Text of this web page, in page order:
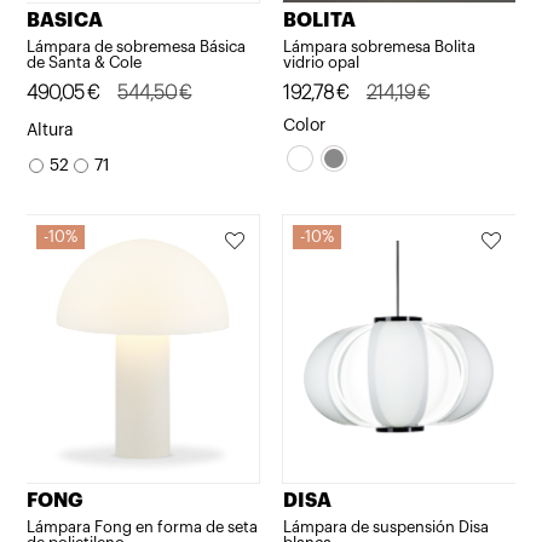
BASICA
Lámpara de sobremesa Básica
de Santa & Cole
544,50€
El
precio
original
490,05€
El
precio
actual
Altura
52 71
BOLITA
Lámpara sobremesa Bolita
vidrio opal
214,19€
El
precio
original
192,78€
El
precio
actual
Color
10%
FONG
Lámpara Fong en forma de seta
10%
DISA
Lámpara de suspensión Disa